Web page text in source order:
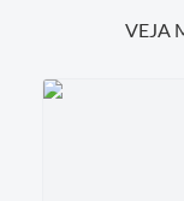
VEJA